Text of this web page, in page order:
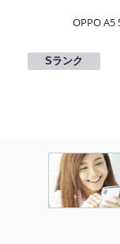
OPPO A5
Sランク